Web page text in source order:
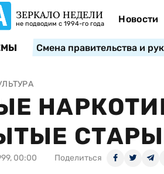
ЗЕРКАЛО НЕДЕЛИ
не подводим с 1994-го года Новости
Смена правительства и
00:00 Поделиться